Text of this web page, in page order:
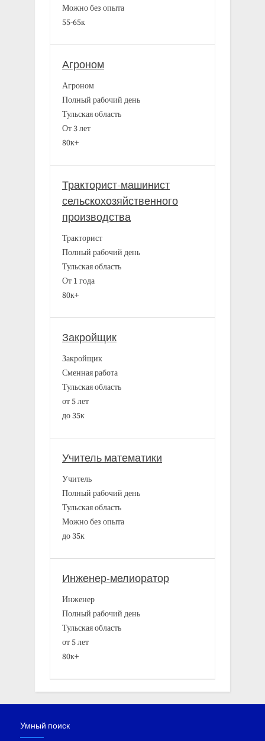
Можно без опыта
55-65к
Агроном
Агроном
Полный рабочий день
Тульская область
От 3 лет
80к+
Тракторист-машинист
сельскохозяйственного
производства
Тракторист
Полный рабочий день
Тульская область
От 1 года
80к+
Закройщик
Закройщик
Сменная работа
Тульская область
от 5 лет
до 35к
Учитель математики
Учитель
Полный рабочий день
Тульская область
Можно без опыта
до 35к
Инженер-мелиоратор
Инженер
Полный рабочий день
Тульская область
от 5 лет
80к+
Умный поиск